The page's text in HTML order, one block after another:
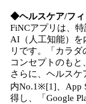
◆ヘルスケア/フィ
FiNCアプリは、
AI（人工知能）を
リです。「カラ
コンセプトのもと
さらに、ヘルスケ
内No.1※[1]、App
得し、「Google